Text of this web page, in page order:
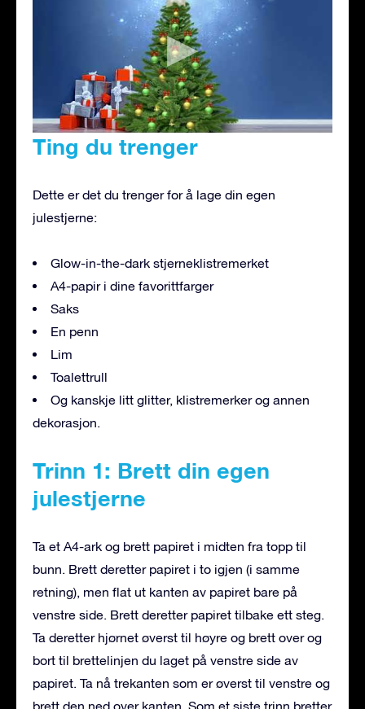
Ting du trenger
Dette er det du trenger for å lage din egen
julestjerne:
Glow-in-the-dark stjerneklistremerket
A4-papir i dine favorittfarger
Saks
En penn
Lim
Toalettrull
Og kanskje litt glitter, klistremerker og annen
dekorasjon.
Trinn 1: Brett din egen
julestjerne
Ta et A4-ark og brett papiret i midten fra topp til
bunn. Brett deretter papiret i to igjen (i samme
retning), men flat ut kanten av papiret bare på
venstre side. Brett deretter papiret tilbake ett steg.
Ta deretter hjørnet øverst til høyre og brett over og
bort til brettelinjen du laget på venstre side av
papiret. Ta nå trekanten som er øverst til venstre og
brett den ned over kanten. Som et siste trinn bretter